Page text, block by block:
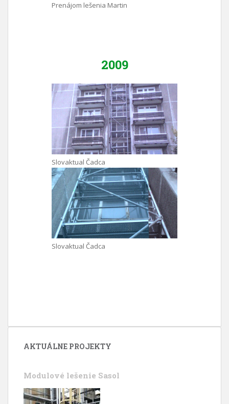
Prenájom lešenia Martin
2009
Slovaktual Čadca
Slovaktual Čadca
AKTUÁLNE PROJEKTY
Modulové lešenie Sasol